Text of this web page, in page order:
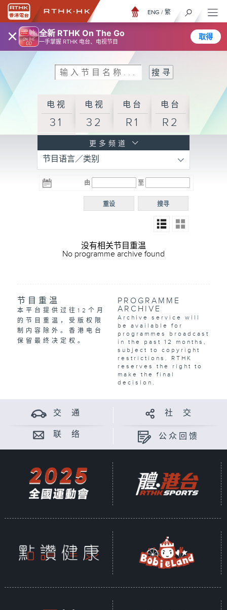
× 全新 RTHK On The Go
一手掌握 RTHK 电台、电视节目
取得
ENG / 繁
电视
31
电视
32
电台
R1
电台
R2
R3
电台 电台
R5
电台
普通
更多频道
节目语言／类别
由 至
搜寻
重设
没有相关节目重温
No programme archive found
节目重温
本平台提供过往12个月
的节目重温，受版权限
制内容除外。香港电台
保留最终决定权。
PROGRAMME
ARCHIVE
Archive service will
be available for
programmes broadcast
in the past 12 months,
subject to copyright
restrictions. RTHK
reserves the right to
make the final
decision.
交 通 社 交
联 络 公众回馈